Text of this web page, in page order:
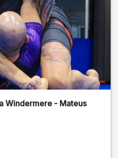
Windermere - Mateus